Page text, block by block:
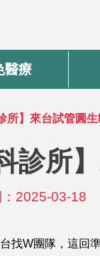
醫療
所】來台試管圓
診所
2025-03-18
找W團隊，這回